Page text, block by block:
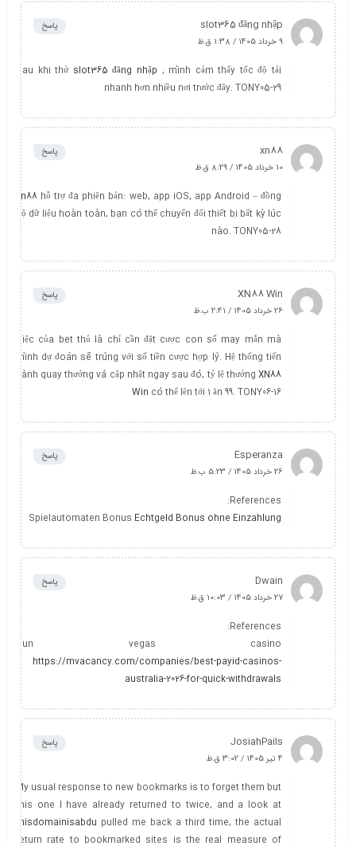
slot365 đăng nhập
9 خرداد 1405 / 1:38 ق.ظ
پاسخ
Sau khi thử slot365 đăng nhập , mình cảm thấy tốc độ tải
nhanh hơn nhiều nơi trước đây. TONY05-29
xn88
10 خرداد 1405 / 8:29 ق.ظ
پاسخ
xn88 hỗ trợ đa phiên bản: web, app iOS, app Android – đồng
bộ dữ liệu hoàn toàn, bạn có thể chuyển đổi thiết bị bất kỳ lúc
nào. TONY05-28
XN88 Win
26 خرداد 1405 / 2:41 ب.ظ
پاسخ
Việc của bet thủ là chỉ cần đặt cược con số may mắn mà
mình dự đoán sẽ trúng với số tiền cược hợp lý. Hệ thống tiến
hành quay thưởng và cập nhật ngay sau đó, tỷ lệ thưởng XN88
Win có thể lên tới 1 ăn 99. TONY06-16
Esperanza
26 خرداد 1405 / 5:23 ب.ظ
پاسخ
References:
Spielautomaten Bonus Echtgeld Bonus ohne Einzahlung
Dwain
27 خرداد 1405 / 10:03 ق.ظ
پاسخ
References:
Sun vegas casino
https://mvacancy.com/companies/best-payid-casinos-
australia-2026-for-quick-withdrawals
JosiahPails
4 تیر 1405 / 3:02 ق.ظ
پاسخ
My usual response to new bookmarks is to forget them but
this one I have already returned to twice, and a look at
thisdomainisabdu pulled me back a third time, the actual
return rate to bookmarked sites is the real measure of